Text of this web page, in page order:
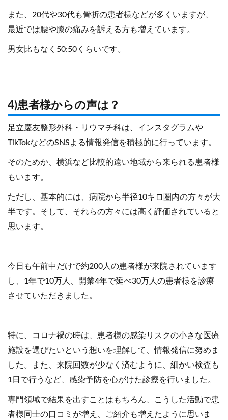
また、20代や30代も骨折の患者様などが多くいますが、
最近では腰や膝の痛みを訴える方も増えています。
男女比もなく50:50くらいです。
4)患者様からの声は？
足立慶友整形外科・リウマチ科は、インスタグラムや
TikTokなどのSNSよる情報発信を積極的に行っています。
そのためか、横浜など比較的遠い地域から来られる患者様
もいます。
ただし、基本的には、病院から半径10キロ圏内の方々が大
半です。そして、それらの方々には高く評価されていると
思います。
今日も午前中だけで約200人の患者様が来院されています
し、1年で10万人、開業4年で延べ30万人の患者様を診療
させていただきました。
特に、コロナ禍の時は、患者様の感染リスクの小さな医療
施設を選びたいという想いを理解して、情報発信に努めま
した。また、来院回数が少なく済むように、細かい検査も
1日で行うなど、感染予防を心がけた診療を行いました。
専門領域で結果を出すことはもちろん、こうした活動で患
者様同士の口コミが増え、ご紹介も増えたように思いま